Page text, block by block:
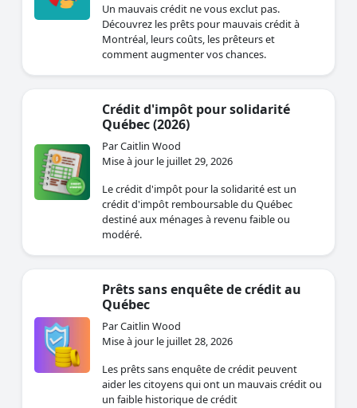
Un mauvais crédit ne vous exclut pas.
Découvrez les prêts pour mauvais crédit à
Montréal, leurs coûts, les prêteurs et
comment augmenter vos chances.
Crédit d'impôt pour solidarité
Québec (2026)
Par Caitlin Wood
Mise à jour le juillet 29, 2026
Le crédit d'impôt pour la solidarité est un
crédit d'impôt remboursable du Québec
destiné aux ménages à revenu faible ou
modéré.
Prêts sans enquête de crédit au
Québec
Par Caitlin Wood
Mise à jour le juillet 28, 2026
Les prêts sans enquête de crédit peuvent
aider les citoyens qui ont un mauvais crédit ou
un faible historique de crédit